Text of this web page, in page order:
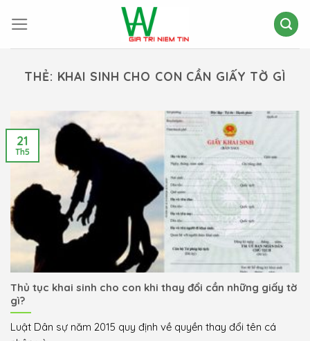
content
THẺ: KHAI SINH CHO CON CẦN GIẤY TỜ GÌ
Thủ tục khai sinh cho con khi thay đổi cần những giấy tờ
gì?
Luật Dân sự năm 2015 quy định về quyền thay đổi tên cá
21
Th5